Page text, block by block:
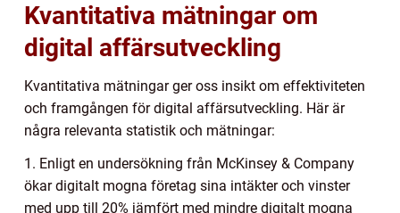
Kvantitativa mätningar om
digital affärsutveckling
Kvantitativa mätningar ger oss insikt om effektiviteten
och framgången för digital affärsutveckling. Här är
några relevanta statistik och mätningar:
1. Enligt en undersökning från McKinsey & Company
ökar digitalt mogna företag sina intäkter och vinster
med upp till 20% jämfört med mindre digitalt mogna